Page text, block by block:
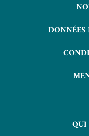
DONNÉES
QUI